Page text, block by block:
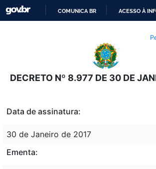
O
CONTEÚDO
COMUNICA BR ACESSO À
DECRETO Nº 8.977 DE 30 DE
Data de assinatura:
30 de Janeiro de 2017
Ementa: